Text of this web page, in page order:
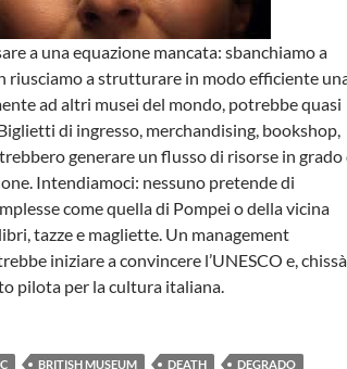
a una equazione mancata: sbanchiamo a
riusciamo a strutturare in modo efficiente
ad altri musei del mondo, potrebbe quasi
di ingresso, merchandising, bookshop,
generare un flusso di risorse in grado
Intendiamoci: nessuno pretende di
come quella di Pompei o della vicina
tazze e magliette. Un management
iniziare a convincere l’UNESCO e,
pilota per la cultura italiana.
BRITISH MUSEUM DEATH
DEGRADO